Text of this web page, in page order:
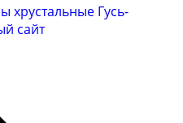
хрустальные Гусь-
сайт